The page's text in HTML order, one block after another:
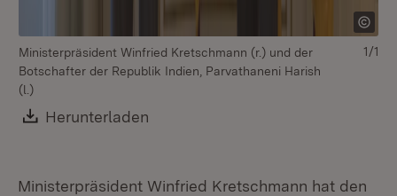
Ministerpräsident Winfried Kretschmann (r.) und der
Botschafter der Republik Indien, Parvathaneni Harish
(l.)
Download:
Herunterladen
1/1
Ministerpräsident Winfried Kretschmann hat den